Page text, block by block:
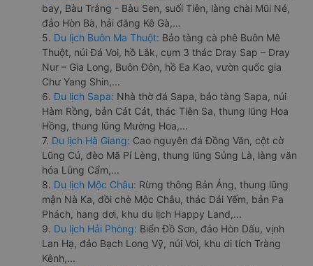
bay, Bàu Trắng - Bàu Sen, suối Tiên, làng chài Mũi Né,
đảo Hòn Bà, hải đăng Kê Gà,...
5. Du lịch Buôn Ma Thuột: Bảo tàng cà phê Buôn Mê
Thuột, núi Đá Voi, hồ Lắk, cụm 3 thác Dray Sap – Dray
Nur – Gia Long, Buôn Đôn, hồ Ea Kao, vườn quốc gia
Chư Yang Shin,...
6. Du lịch Sapa: Nhà thờ đá Sapa, bảo tàng Sapa, núi
Hàm Rồng, bản Cát Cát, thác Tiên Sa, thung lũng Hoa
Hồng, thung lũng Mường Hoa,...
7. Du lịch Hà Giang: Cao nguyên đá Đồng Văn, cột cờ
Lũng Cú, đèo Mã Pí Lèng, thung lũng Sủng Là, làng văn
hóa Lũng Cẩm,...
8. Du lịch Mộc Châu: Rừng thông Bản Áng, thung lũng
mận Nà Ka, đồi chè Mộc Châu, thác Dải Yếm, bản Pa
Phách, hang dơi, khu du lịch Happy Land,...
9. Du lịch Hải Phòng: Biển Đồ Sơn, đảo Hòn Dấu, vịnh
Lan Hạ, đảo Bạch Long Vỹ, núi Voi, khu di tích Tràng
Kênh,...